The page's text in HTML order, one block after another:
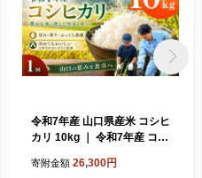
令和7年産 山口県産米 コシヒ
カリ 10kg ｜ 令和7年産 コシ
コメ 白米 山口県 平生町
寄附金額 26,300円